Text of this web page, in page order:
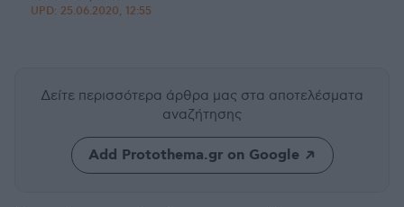
UPD: 25.06.2020, 12:55
Δείτε περισσότερα άρθρα μας στα αποτελέσματα
αναζήτησης
Add Protothema.gr on Google